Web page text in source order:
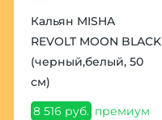
Кальян MISHA
REVOLT MOON BLACK
(черный,белый, 50
см)
8 516 руб. премиум